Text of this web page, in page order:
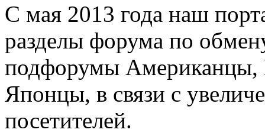
С мая 2013 года наш
разделы форума по
подфорумы
Японцы, в связи с
посетителей.